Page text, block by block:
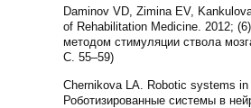
Daminov VD, Zimina EV,
of Rehabilitation Medicine. 2012;
методом стимуляции ствола
С. 55–59)
Chernikova LA. Robotic systems
Роботизированные системы в